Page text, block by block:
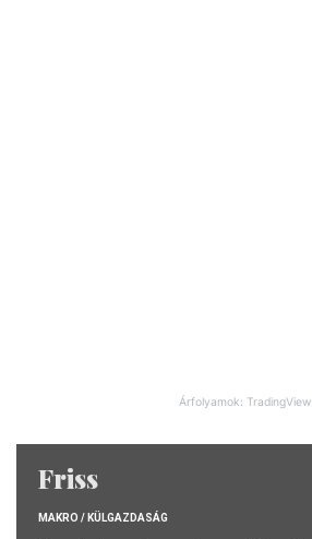
Árfolyamok: TradingView
Friss
MAKRO / KÜLGAZDASÁG